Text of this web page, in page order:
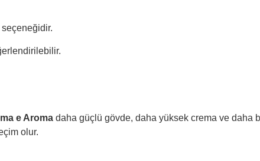
e Aroma daha güçlü gövde, daha yüksek crema ve daha
olur.